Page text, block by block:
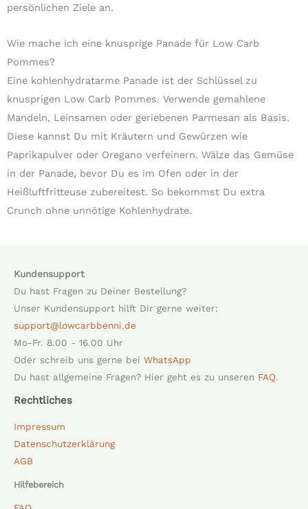
persönlichen Ziele an.
Wie mache ich eine knusprige Panade für Low Carb
Pommes?
Eine kohlenhydratarme Panade ist der Schlüssel zu
knusprigen Low Carb Pommes. Verwende gemahlene
Mandeln, Leinsamen oder geriebenen Parmesan als Basis.
Diese kannst Du mit Kräutern und Gewürzen wie
Paprikapulver oder Oregano verfeinern. Wälze das Gemüse
in der Panade, bevor Du es im Ofen oder in der
Heißluftfritteuse zubereitest. So bekommst Du extra
Crunch ohne unnötige Kohlenhydrate.
Kundensupport
Du hast Fragen zu Deiner Bestellung?
Unser Kundensupport hilft Dir gerne weiter:
support@lowcarbbenni.de
Mo-Fr. 8.00 - 16.00 Uhr
Oder schreib uns gerne bei WhatsApp
Du hast allgemeine Fragen? Hier geht es zu unseren FAQ.
Rechtliches
Impressum
Datenschutzerklärung
AGB
Hilfebereich